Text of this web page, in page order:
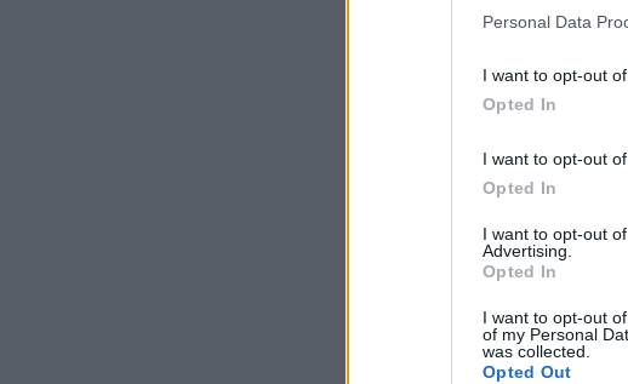
Personal Data
I want to opt-out
Opted In
I want to opt-out
Opted In
I want to opt-out
Advertising.
Opted In
I want to opt-out
of my Personal
was collected.
Opted Out